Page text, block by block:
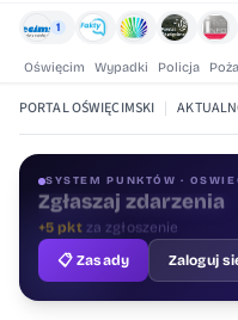
1
Oświęcim Wypadki Policja
PORTAL OŚWIĘCIMSKI |
SYSTEM PUNKTÓW ·
Oceniaj treści
+1 pktza ocenę
📋 Zasady
Zaloguj